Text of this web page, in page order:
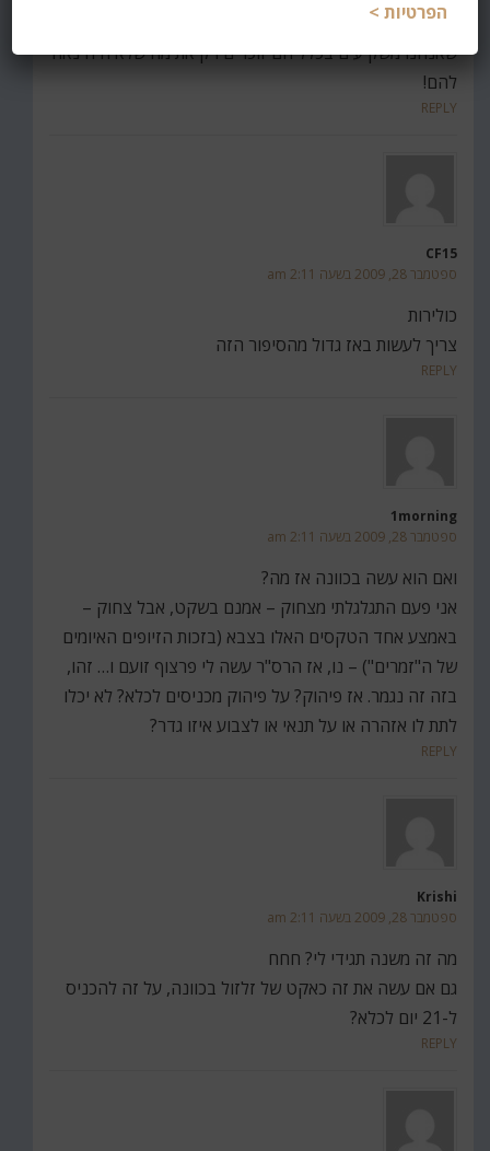
שאנחנו משקיעים בכלל הם זוכרים רק את מה שלא היה נאה
להם!
REPLY
CF15
ספטמבר 28, 2009 בשעה 2:11 am
כולירות
צריך לעשות באז גדול מהסיפור הזה
REPLY
1morning
ספטמבר 28, 2009 בשעה 2:11 am
ואם הוא עשה בכוונה אז מה?
אני פעם התגלגלתי מצחוק – אמנם בשקט, אבל צחוק –
באמצע אחד הטקסים האלו בצבא (בזכות הזיופים האיומים
של ה"זמרים") – נו, אז הרס"ר עשה לי פרצוף זועם ו… זהו,
בזה זה נגמר. אז פיהוק? על פיהוק מכניסים לכלא? לא יכלו
לתת לו אזהרה או על תנאי או לצבוע איזו גדר?
REPLY
Krishi
ספטמבר 28, 2009 בשעה 2:11 am
מה זה משנה תגידי לי? חחח
גם אם עשה את זה כאקט של זלזול בכוונה, על זה להכניס
ל-21 יום לכלא?
REPLY
הפרטיות >